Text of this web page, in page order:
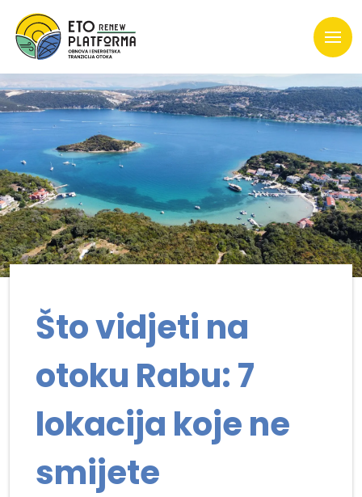
Što vidjeti na
otoku Rabu: 7
lokacija koje ne
smijete